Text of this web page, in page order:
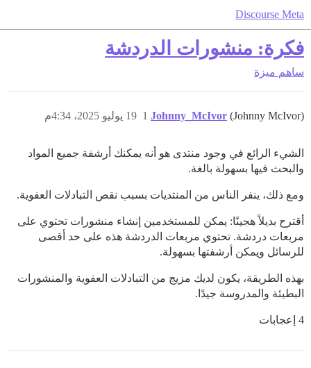
Discourse Meta
فكرة: منشورات الدردشة
ساهم ميزة
Johnny_McIvor (Johnny McIvor) 19 يوليو 2025، 4:34م 1
الشيء الرائع في وجود منتدى هو أنه يمكنك أرشفة جميع المواد
والبحث فيها بسهولة بالغة.
ومع ذلك، ينفر الناس من المنتديات بسبب نقص التبادلات العفوية.
أقترح بديلاً هجينًا: يمكن للمستخدمين إنشاء منشورات تحتوي على
مربعات دردشة. تحتوي مربعات الدردشة هذه على حد أقصى
للرسائل ويمكن أرشفتها بسهولة.
بهذه الطريقة، يكون لديك مزيج من التبادلات العفوية والمنشورات
البطيئة والمدروسة جيدًا.
4 إعجابات